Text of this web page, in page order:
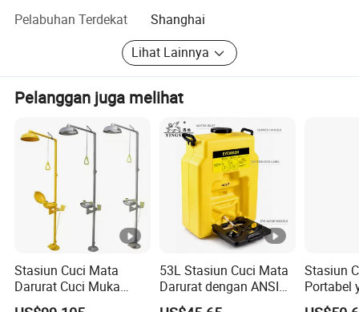
Kami siap mencapai kepuasan sebesar 100% di setiap
pesanan dan berkomitmen untuk membuat pengalaman
pembelian Anda menyenangkan dan memuaskan.
Pelabuhan Terdekat
Shanghai
Lihat Lainnya
Pelanggan juga melihat
Stasiun Cuci Mata
Darurat Cuci Muka
Darurat 304 Peralatan
53L Stasiun Cuci Mata
Darurat dengan ANSI
Z358.1
Stasiun
Portabel
untuk